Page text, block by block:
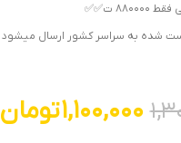
ت✅✅
شده به سراسر کشور ارسال میشود
1,100,000تومان